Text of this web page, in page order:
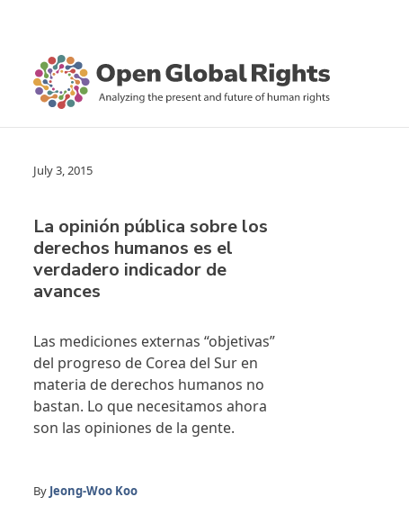
July 3, 2015
La opinión pública sobre los
derechos humanos es el
verdadero indicador de
avances
Las mediciones externas “objetivas”
del progreso de Corea del Sur en
materia de derechos humanos no
bastan. Lo que necesitamos ahora
son las opiniones de la gente.
By Jeong-Woo Koo